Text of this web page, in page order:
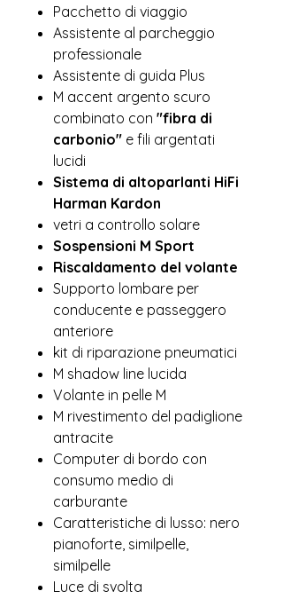
Pacchetto di viaggio
Assistente al parcheggio
professionale
Assistente di guida Plus
M accent argento scuro
combinato con "fibra di
carbonio" e fili argentati
lucidi
Sistema di altoparlanti HiFi
Harman Kardon
vetri a controllo solare
Sospensioni M Sport
Riscaldamento del volante
Supporto lombare per
conducente e passeggero
anteriore
kit di riparazione pneumatici
M shadow line lucida
Volante in pelle M
M rivestimento del padiglione
antracite
Computer di bordo con
consumo medio di
carburante
Caratteristiche di lusso: nero
pianoforte, similpelle,
similpelle
Luce di svolta